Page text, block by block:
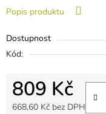
Popis produktu
Dostupnost
Kód:
809 Kč
668,60 Kč bez DPH